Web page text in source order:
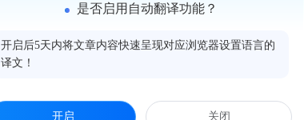
是否启用自动翻译功能？
开启后5天内将文章内容快速呈现对应浏览器设置语言的
译文！
开启 关闭